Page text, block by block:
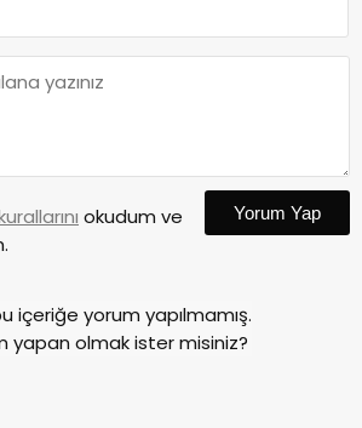
okudum ve
Yorum Yap
içeriğe yorum yapılmamış.
yapan olmak ister misiniz?